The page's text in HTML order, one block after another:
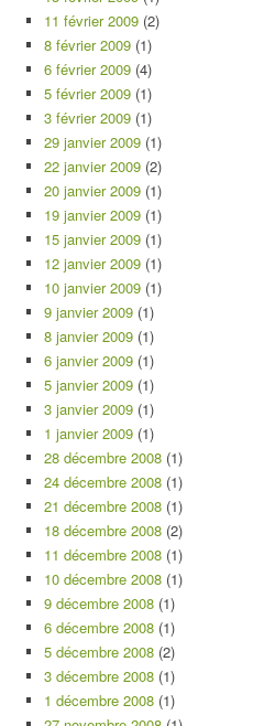
11 février 2009 (2)
8 février 2009 (1)
6 février 2009 (4)
5 février 2009 (1)
3 février 2009 (1)
29 janvier 2009 (1)
22 janvier 2009 (2)
20 janvier 2009 (1)
19 janvier 2009 (1)
15 janvier 2009 (1)
12 janvier 2009 (1)
10 janvier 2009 (1)
9 janvier 2009 (1)
8 janvier 2009 (1)
6 janvier 2009 (1)
5 janvier 2009 (1)
3 janvier 2009 (1)
1 janvier 2009 (1)
28 décembre 2008 (1)
24 décembre 2008 (1)
21 décembre 2008 (1)
18 décembre 2008 (2)
11 décembre 2008 (1)
10 décembre 2008 (1)
9 décembre 2008 (1)
6 décembre 2008 (1)
5 décembre 2008 (2)
3 décembre 2008 (1)
1 décembre 2008 (1)